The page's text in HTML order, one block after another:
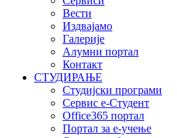
Вести
Издвајамо
Галерије
Алумни портал
Контакт
СТУДИРАЊЕ
Студијски програми
Сервис е-Студент
Office365 портал
Портал за е-учење